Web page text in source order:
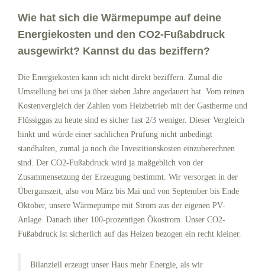
Wie hat sich die Wärmepumpe auf deine
Energiekosten und den CO2-Fußabdruck
ausgewirkt? Kannst du das beziffern?
Die Energiekosten kann ich nicht direkt beziffern. Zumal die
Umstellung bei uns ja über sieben Jahre angedauert hat. Vom reinen
Kostenvergleich der Zahlen vom Heizbetrieb mit der Gastherme und
Flüssiggas zu heute sind es sicher fast 2/3 weniger. Dieser Vergleich
hinkt und würde einer sachlichen Prüfung nicht unbedingt
standhalten, zumal ja noch die Investitionskosten einzuberechnen
sind. Der CO2-Fußabdruck wird ja maßgeblich von der
Zusammensetzung der Erzeugung bestimmt. Wir versorgen in der
Überganszeit, also von März bis Mai und von September bis Ende
Oktober, unsere Wärmepumpe mit Strom aus der eigenen PV-
Anlage. Danach über 100-prozentigen Ökostrom. Unser CO2-
Fußabdruck ist sicherlich auf das Heizen bezogen ein recht kleiner.
Bilanziell erzeugt unser Haus mehr Energie, als wir